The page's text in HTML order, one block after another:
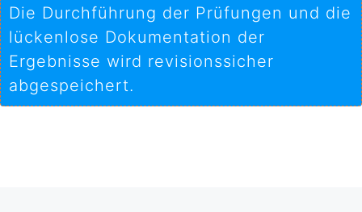
Die Durchführung der Prüfungen und die
lückenlose Dokumentation der
Ergebnisse wird revisionssicher
abgespeichert.